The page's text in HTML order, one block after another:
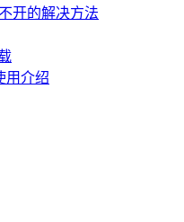
开的解决方法
用介绍